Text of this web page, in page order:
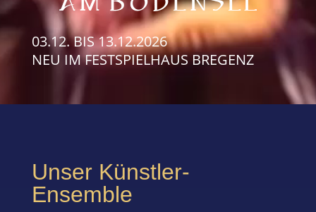
03.12.BIS13.12.2026
NEU IM FESTSPIELHAUS BREGENZ
Unser Künstler-
Ensemble